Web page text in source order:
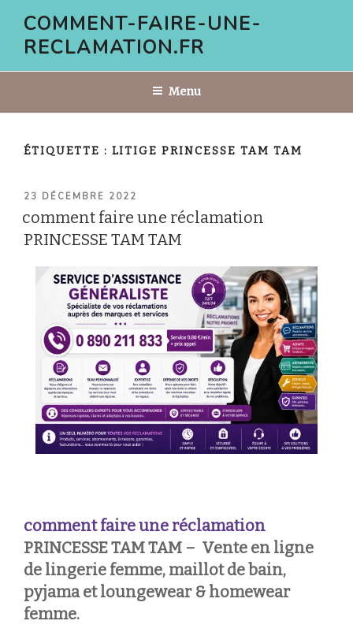
contenu
COMMENT-FAIRE-UNE-
RECLAMATION.FR
Menu
ÉTIQUETTE : LITIGE PRINCESSE TAM TAM
PUBLIÉ
23 DÉCEMBRE 2022
comment faire une réclamation
PRINCESSE TAM TAM
comment faire une réclamation
PRINCESSE TAM TAM – Vente en ligne
de lingerie femme, maillot de bain,
pyjama et loungewear & homewear
femme.